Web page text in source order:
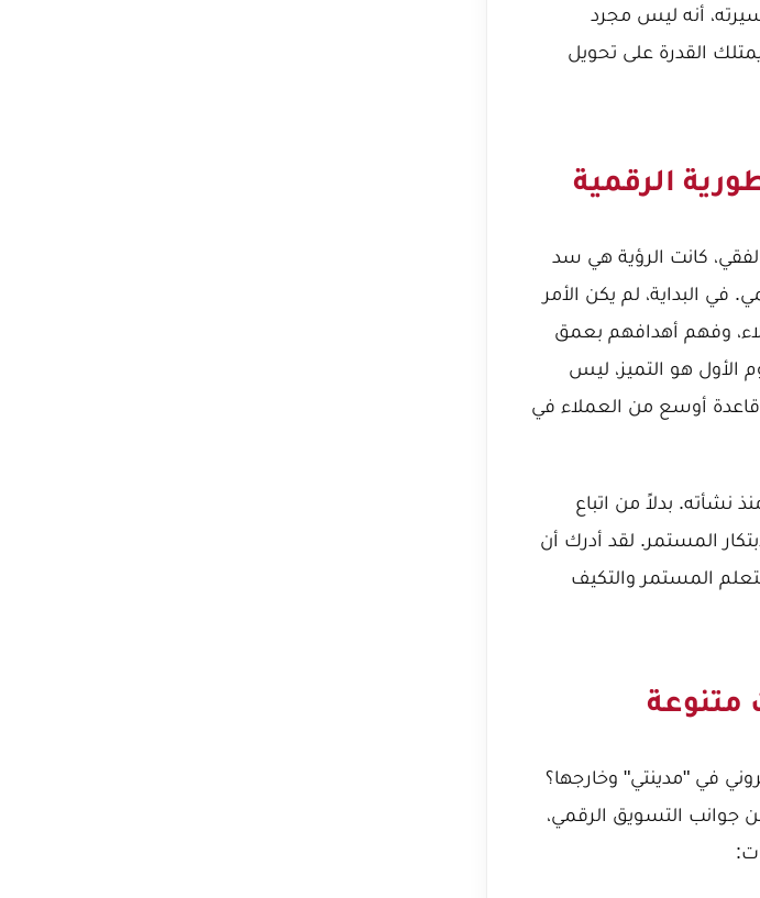
أنه ليس مجرد
القدرة على تحويل
الرقمية
كانت الرؤية هي سد
في البداية، لم يكن الأمر
وفهم أهدافهم بعمق
هو التميز، ليس
أوسع من العملاء في
نشأته. بدلاً من اتباع
المستمر. لقد أدرك أن
المستمر والتكيف
متنوعة
في "مدينتي" وخارجها؟
جوانب التسويق الرقمي،